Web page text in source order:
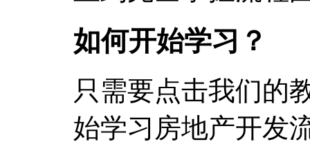
如何开始学习？
只需要点击我们的
始学习房地产开发